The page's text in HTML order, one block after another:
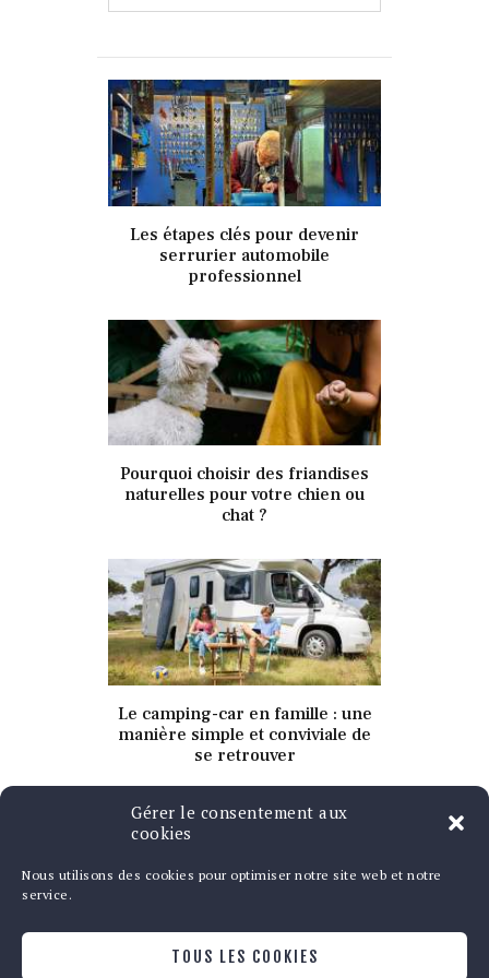
Gérer le consentement aux
cookies
Nous utilisons des cookies pour optimiser notre site web et notre
service.
TOUS LES COOKIES
337Views 0 Likes
Les étapes clés pour devenir
serrurier automobile
professionnel
343Views 0Likes
Pourquoi choisir des friandises
naturelles pour votre chien ou
chat ?
339 Views 0Likes
Le camping-car en famille : une
manière simple et conviviale de
se retrouver
Contact